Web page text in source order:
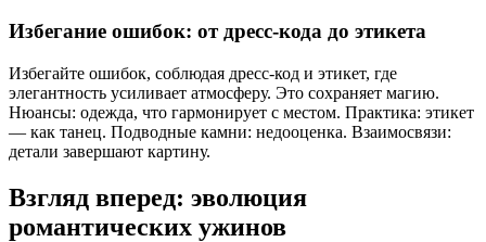
Избегание ошибок: от дресс-кода до этикета
Избегайте ошибок, соблюдая дресс-код и этикет, где
элегантность усиливает атмосферу. Это сохраняет магию.
Нюансы: одежда, что гармонирует с местом. Практика: этикет
— как танец. Подводные камни: недооценка. Взаимосвязи:
детали завершают картину.
Взгляд вперед: эволюция
романтических ужинов